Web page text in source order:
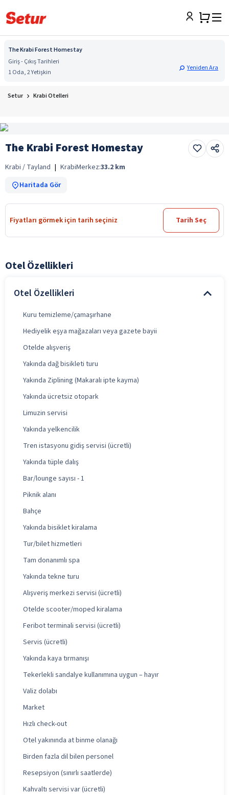
The Krabi Forest Homestay
Giriş - Çıkış Tarihleri
1 Oda, 2 Yetişkin
Yeniden Ara
Setur Krabi Otelleri
The Krabi Forest Homestay
Krabi / Tayland | KrabiMerkez:33.2 km
Haritada Gör
Fiyatları görmek için tarih seçiniz Tarih Seç
Otel Özellikleri
Otel Özellikleri
Kuru temizleme/çamaşırhane
Hediyelik eşya mağazaları veya gazete bayii
Otelde alışveriş
Yakında dağ bisikleti turu
Yakında Ziplining (Makaralı ipte kayma)
Yakında ücretsiz otopark
Limuzin servisi
Yakında yelkencilik
Tren istasyonu gidiş servisi (ücretli)
Yakında tüple dalış
Bar/lounge sayısı - 1
Piknik alanı
Bahçe
Yakında bisiklet kiralama
Tur/bilet hizmetleri
Tam donanımlı spa
Yakında tekne turu
Alışveriş merkezi servisi (ücretli)
Otelde scooter/moped kiralama
Feribot terminali servisi (ücretli)
Servis (ücretli)
Yakında kaya tırmanışı
Tekerlekli sandalye kullanımına uygun – hayır
Valiz dolabı
Market
Hızlı check-out
Otel yakınında at binme olanağı
Birden fazla dil bilen personel
Resepsiyon (sınırlı saatlerde)
Kahvaltı servisi var (ücretli)